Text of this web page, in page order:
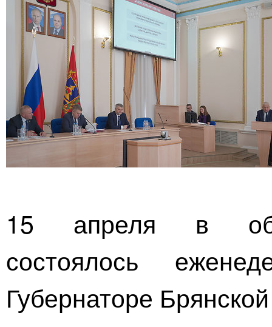
15 апреля в
состоялось
Губернаторе